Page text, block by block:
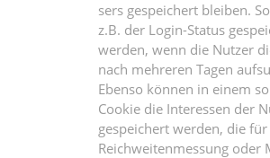
sers gespei­chert blei­ben.
z.B. der Log­in-Sta­tus
wer­den, wenn die Nut­zer
nach meh­re­ren Tagen
Eben­so kön­nen in einem
Coo­kie die Inter­es­sen der
gespei­chert wer­den, die für
Reich­wei­ten­mes­sung oder